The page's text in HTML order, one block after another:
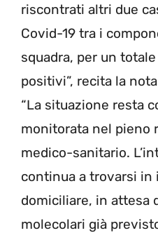
riscontrati altri due
Covid-19 tra i
squadra, per un
positivi”, recita la
“La situazione resta
monitorata nel pieno
medico-sanitario.
continua a trovarsi in
domiciliare, in attesa
molecolari già